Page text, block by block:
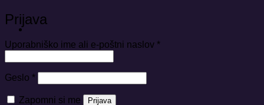
Prijava
Uporabniško ime ali e-poštni naslov *Zahtevano
Geslo *Zahtevano
Zapomni si me Prijava